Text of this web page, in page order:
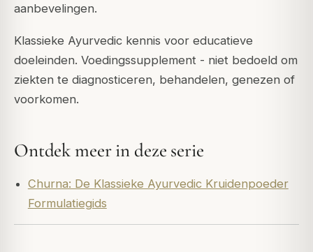
aanbevelingen.
Klassieke Ayurvedic kennis voor educatieve
doeleinden. Voedingssupplement - niet bedoeld om
ziekten te diagnosticeren, behandelen, genezen of
voorkomen.
Ontdek meer in deze serie
Churna: De Klassieke Ayurvedic Kruidenpoeder
Formulatiegids